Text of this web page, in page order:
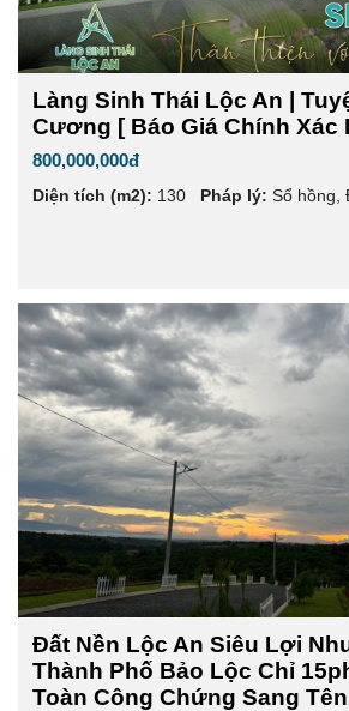
Làng Sinh Thái Lộc An |
Cương [ Báo Giá Chính Xác
800,000,000đ
Diện tích (m2): 130 Pháp lý: Sổ hồng,
Đất Nền Lộc An Siêu Lợi
Thành Phố Bảo Lộc Chỉ
Toàn Công Chứng Sang